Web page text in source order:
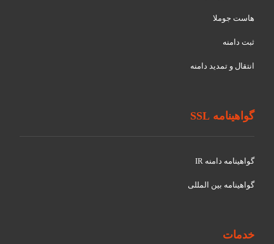
هاست جوملا
ثبت دامنه
انتقال و تمدید دامنه
گواهینامه SSL
گواهينامه دامنه IR
گواهينامه بین المللی
خدمات